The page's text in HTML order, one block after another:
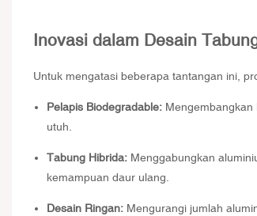
Inovasi dalam Desain
Untuk mengatasi beberapa tantangan ini,
Pelapis Biodegradable:
utuh.
Tabung Hibrida: Menggabungkan
kemampuan daur ulang.
Desain Ringan: Mengurangi jumlah